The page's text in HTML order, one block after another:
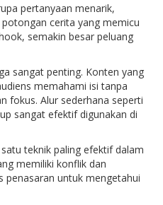
pertanyaan menarik,
cerita yang memicu
semakin besar peluang
sangat penting. Konten yang
memahami isi tanpa
fokus. Alur sederhana seperti
sangat efektif digunakan di
teknik paling efektif dalam
memiliki konflik dan
penasaran untuk mengetahui